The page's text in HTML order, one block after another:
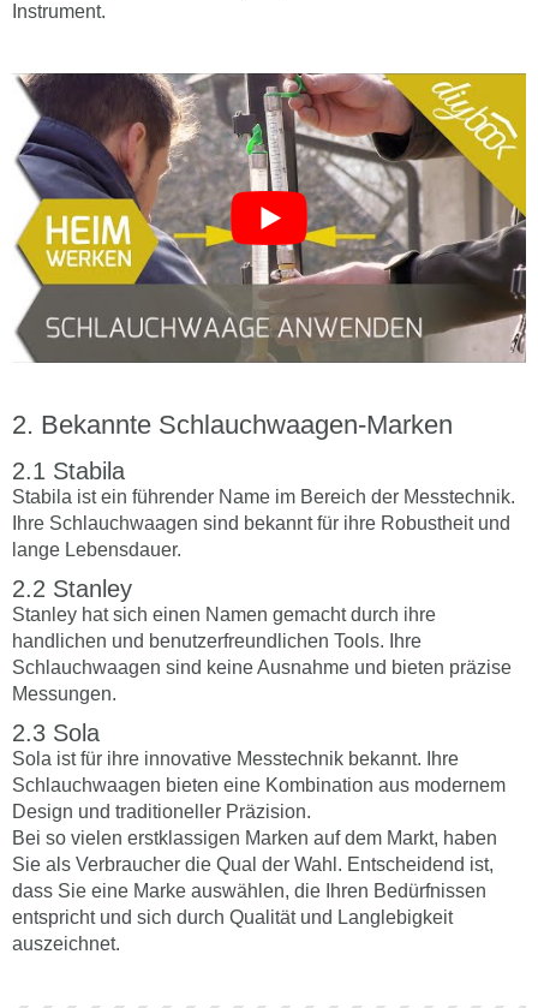
Instrument.
Bekannte Schlauchwaagen-Marken
Stabila
Stabila ist ein führender Name im Bereich der Messtechnik.
Ihre Schlauchwaagen sind bekannt für ihre Robustheit und
lange Lebensdauer.
Stanley
Stanley hat sich einen Namen gemacht durch ihre
handlichen und benutzerfreundlichen Tools. Ihre
Schlauchwaagen sind keine Ausnahme und bieten präzise
Messungen.
Sola
Sola ist für ihre innovative Messtechnik bekannt. Ihre
Schlauchwaagen bieten eine Kombination aus modernem
Design und traditioneller Präzision.
Bei so vielen erstklassigen Marken auf dem Markt, haben
Sie als Verbraucher die Qual der Wahl. Entscheidend ist,
dass Sie eine Marke auswählen, die Ihren Bedürfnissen
entspricht und sich durch Qualität und Langlebigkeit
auszeichnet.